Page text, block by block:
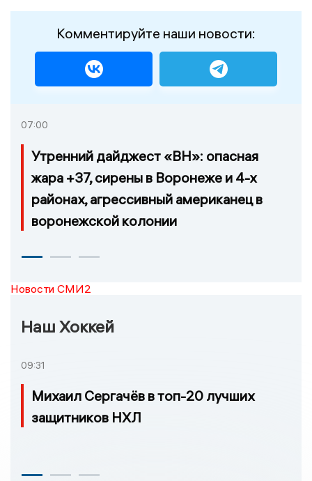
Комментируйте наши новости:
07:00
Утренний дайджест «ВН»: опасная
жара +37, сирены в Воронеже и 4-х
районах, агрессивный американец в
воронежской колонии
Новости СМИ2
Наш Хоккей
09:31
Михаил Сергачёв в топ-20 лучших
защитников НХЛ